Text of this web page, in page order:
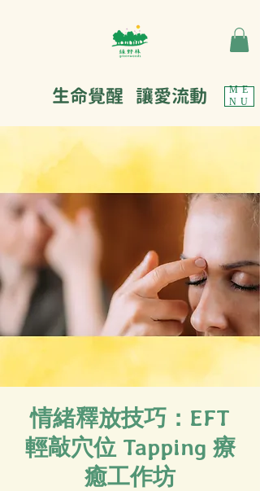
ME
NU
生命覺醒 讓愛流動
情緒釋放技巧：EFT
輕敲穴位 Tapping 療
癒工作坊